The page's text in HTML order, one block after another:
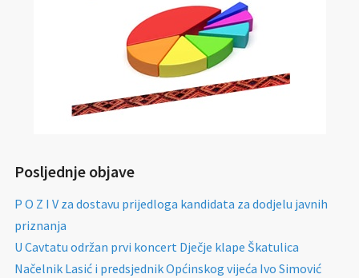
Posljednje objave
P O Z I V za dostavu prijedloga kandidata za dodjelu javnih
priznanja
U Cavtatu održan prvi koncert Dječje klape Škatulica
Načelnik Lasić i predsjednik Općinskog vijeća Ivo Simović